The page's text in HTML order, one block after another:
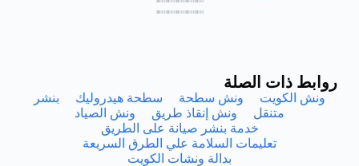
روابط ذات الصلة
ونش الكويت ونش سطحة سطحة هيدروليك
بنشر
متنقل
ونش إنقاذ طريق
ونش الصياد
خدمة بنشر صيانة على الطريق
تعليمات السلامة علي الطرق السريعة
بدالة ونشات الكويت